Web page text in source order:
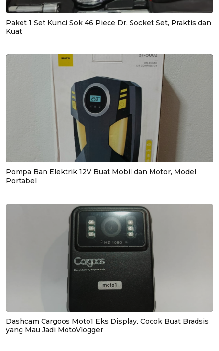
Paket 1 Set Kunci Sok 46 Piece Dr. Socket Set, Praktis dan
Kuat
Pompa Ban Elektrik 12V Buat Mobil dan Motor, Model
Portabel
Dashcam Cargoos Moto1 Eks Display, Cocok Buat Bradsis
yang Mau Jadi MotoVlogger